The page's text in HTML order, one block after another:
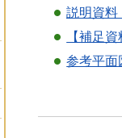
説明資料
【補足
参考平面